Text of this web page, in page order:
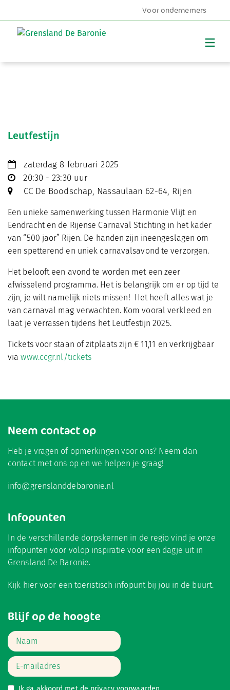
Voor ondernemers
Leutfestijn
zaterdag 8 februari 2025
20:30 - 23:30 uur
CC De Boodschap, Nassaulaan 62-64, Rijen
Een unieke samenwerking tussen Harmonie Vlijt en
Eendracht en de Rijense Carnaval Stichting in het kader
van “500 jaor” Rijen. De handen zijn ineengeslagen om
een spetterend en uniek carnavalsavond te verzorgen.
Het belooft een avond te worden met een zeer
afwisselend programma. Het is belangrijk om er op tijd te
zijn, je wilt namelijk niets missen! Het heeft alles wat je
van carnaval mag verwachten. Kom vooral verkleed en
laat je verrassen tijdens het Leutfestijn 2025.
Tickets voor staan of zitplaats zijn € 11,11 en verkrijgbaar
viawww.ccgr.nl/tickets
Neem contact op
Heb je vragen of opmerkingen voor ons? Neem dan
contact met ons op en we helpen je graag!
info@grenslanddebaronie.nl
Infopunten
In de verschillende dorpskernen in de regio vind je onze
infopunten voor volop inspiratie voor een dagje uit in
Grensland De Baronie.
Kijk hiervoor een toeristisch infopunt bij jou in de buurt.
Blijf op de hoogte